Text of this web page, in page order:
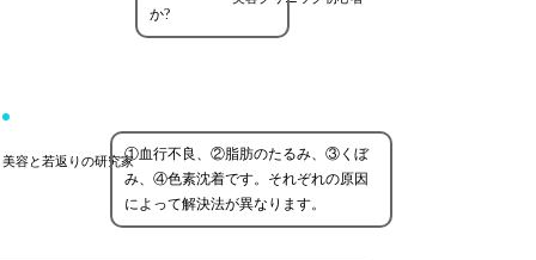
か?
美容と若返りの研究家①血行不良、②脂肪のたるみ、③くぼ
み、④色素沈着です。それぞれの原因
によって解決法が異なります。